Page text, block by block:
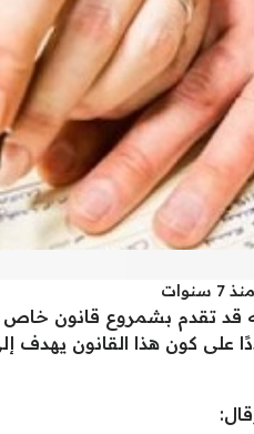
منذ 7 سنوات
قد تقدم بشمروع قانون
على كون هذا القانون